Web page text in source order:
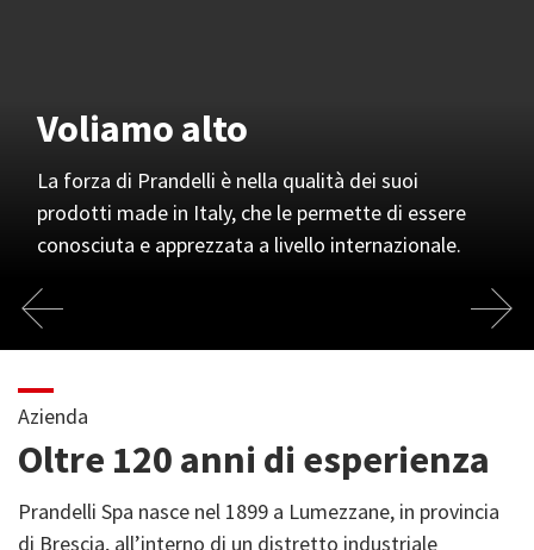
Voliamo alto
La forza di Prandelli è nella qualità dei suoi
prodotti made in Italy, che le permette di essere
conosciuta e apprezzata a livello internazionale.
Siamo flessibili
La nostra lunga esperienza e prontezza di risposta
per venire incontro alle esigenze della clientela.
Una squadra unita
Team Prandelli SpA: professionalità, motivazione,
coinvolgimento e collaborazione.
Sostenibilità
Il mondo in cui viviamo, la nostra casa: anche nei
piccoli gesti il nostro sforzo per preservarlo.
Azienda
Oltre 120 anni di esperienza
Prandelli Spa nasce nel 1899 a Lumezzane, in provincia
di Brescia, all’interno di un distretto industriale